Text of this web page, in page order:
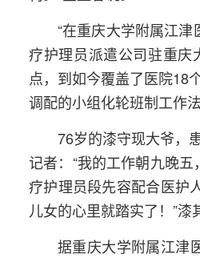
“在重庆大学附属江
疗护理员派遣公司驻重庆
点，到如今覆盖了医院18
调配的小组化轮班制工作
76岁的漆守现大爷，
记者：“我的工作朝九晚
疗护理员段先容配合医护
儿女的心里就踏实了！”漆
据重庆大学附属江津